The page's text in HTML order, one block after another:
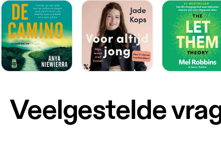
Veelgestelde